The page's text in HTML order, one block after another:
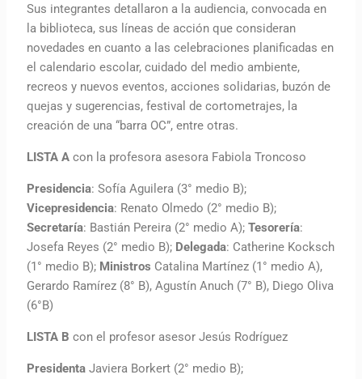
Sus integrantes detallaron a la audiencia, convocada en
la biblioteca, sus líneas de acción que consideran
novedades en cuanto a las celebraciones planificadas en
el calendario escolar, cuidado del medio ambiente,
recreos y nuevos eventos, acciones solidarias, buzón de
quejas y sugerencias, festival de cortometrajes, la
creación de una “barra OC”, entre otras.
LISTA Acon la profesora asesora Fabiola Troncoso
Presidencia: Sofía Aguilera (3° medio B);
Vicepresidencia: Renato Olmedo (2° medio B);
Secretaría: Bastián Pereira (2° medio A);Tesorería:
Josefa Reyes (2° medio B); Delegada: Catherine Kocksch
(1° medio B); Ministros Catalina Martínez (1° medio A),
Gerardo Ramírez (8° B), Agustín Anuch (7° B), Diego Oliva
(6°B)
LISTA Bcon el profesor asesor Jesús Rodríguez
Presidenta Javiera Borkert (2° medio B);